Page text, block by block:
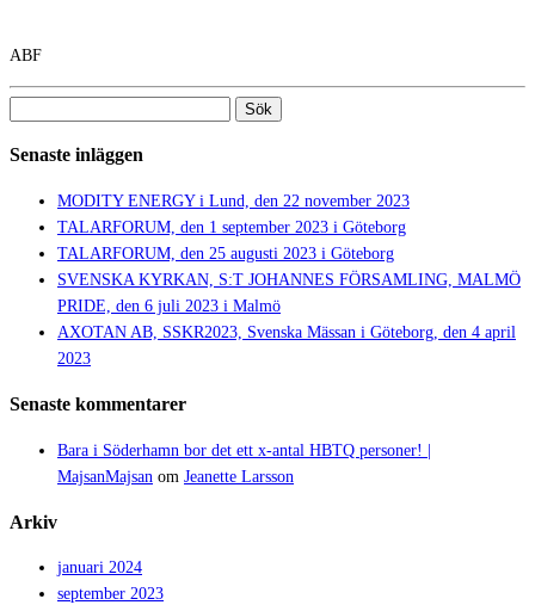
ABF
Senaste inläggen
MODITY ENERGY i Lund, den 22 november 2023
TALARFORUM, den 1 september 2023 i Göteborg
TALARFORUM, den 25 augusti 2023 i Göteborg
SVENSKA KYRKAN, S:T JOHANNES FÖRSAMLING, MALMÖ
PRIDE, den 6 juli 2023 i Malmö
AXOTAN AB, SSKR2023, Svenska Mässan i Göteborg, den 4 april
2023
Senaste kommentarer
Bara i Söderhamn bor det ett x-antal HBTQ personer! |
MajsanMajsan om Jeanette Larsson
Arkiv
januari 2024
september 2023